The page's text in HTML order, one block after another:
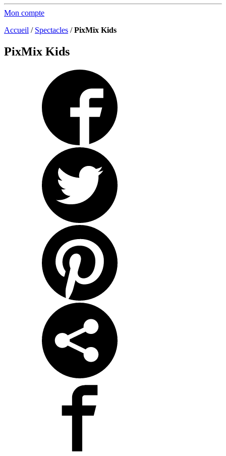
Mon compte
Accueil / Spectacles /PixMix Kids
PixMix Kids